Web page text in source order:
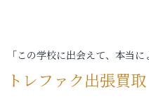
「この学校に出会えて、本当に
トレファク出張買取